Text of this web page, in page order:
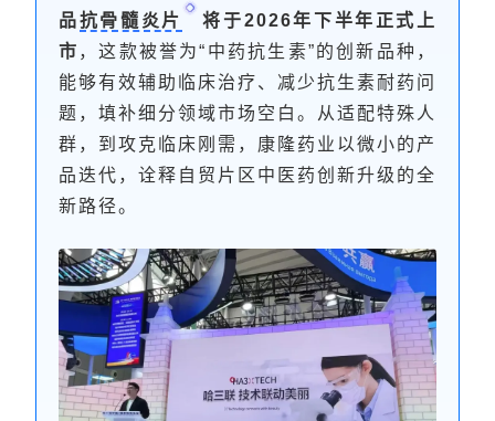
品抗骨髓炎片
将于2026年下半年正式上
市 ，这款被誉为“中药抗生素”的创新品种，
能够有效辅助临床治疗、减少抗生素耐药问
题，填补细分领域市场空白。从适配特殊人
群，到攻克临床刚需，康隆药业以微小的产
品迭代，诠释自贸片区中医药创新升级的全
新路径。